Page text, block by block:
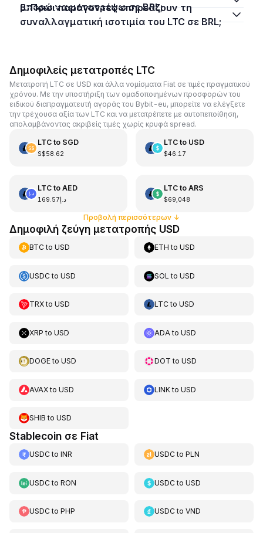
μπορώ να μετατρέψω σε BRL;
5. Ποιοι παράγοντες επηρεάζουν τη
συναλλαγματική ισοτιμία του LTC σε BRL;
Δημοφιλείς μετατροπές LTC
Μετατροπή LTC σε USD και άλλα νομίσματα Fiat σε τιμές πραγματικού
χρόνου. Με την υποστήριξη των ομαδοποιημένων προσφορών του
ειδικού διαπραγματευτή αγοράς του Bybit-eu, μπορείτε να ελέγξετε
την τρέχουσα αξία των LTC και να μετατρέπετε με αυτοπεποίθηση,
απολαμβάνοντας ακριβείς τιμές χωρίς κρυφά spread.
LTCto SGD
S$58.62
LTCto USD
$46.17
LTCto AED
د.إ169.57
LTCto ARS
$69,048
Προβολή περισσότερων↓
Δημοφιλή ζεύγη μετατροπής USD
BTCto USD ETH toUSD
USDCto USD SOL toUSD
TRXto USD LTCtoUSD
XRP to USD ADA toUSD
DOGEto USD DOT toUSD
AVAXto USD LINKtoUSD
SHIB to USD
Stablecoin σε Fiat
USDCto INR USDCtoPLN
USDCto RON USDCtoUSD
USDCto PHP USDCtoVND